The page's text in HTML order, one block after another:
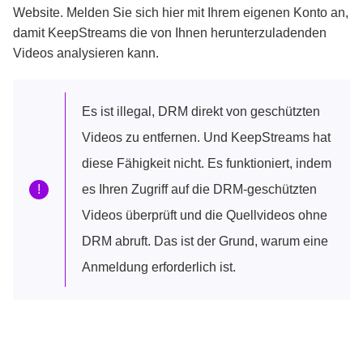
Website. Melden Sie sich hier mit Ihrem eigenen Konto an,
damit KeepStreams die von Ihnen herunterzuladenden
Videos analysieren kann.
!
Es ist illegal, DRM direkt von geschützten
Videos zu entfernen. Und KeepStreams hat
diese Fähigkeit nicht. Es funktioniert, indem
es Ihren Zugriff auf die DRM-geschützten
Videos überprüft und die Quellvideos ohne
DRM abruft. Das ist der Grund, warum eine
Anmeldung erforderlich ist.